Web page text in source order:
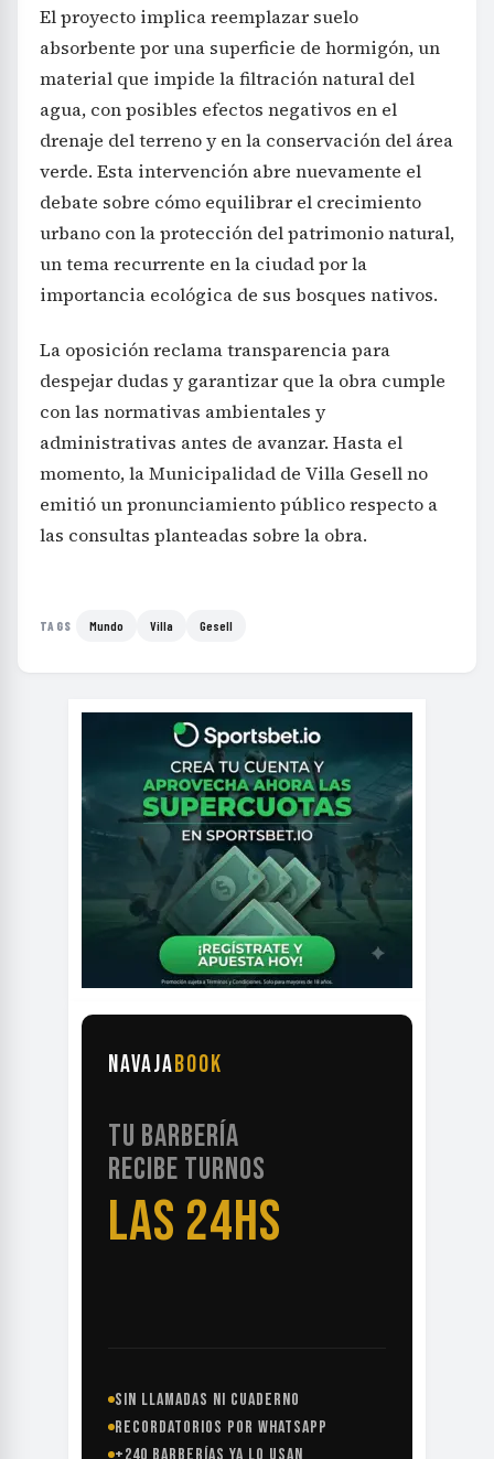
El proyecto implica reemplazar suelo
absorbente por una superficie de hormigón, un
material que impide la filtración natural del
agua, con posibles efectos negativos en el
drenaje del terreno y en la conservación del área
verde. Esta intervención abre nuevamente el
debate sobre cómo equilibrar el crecimiento
urbano con la protección del patrimonio natural,
un tema recurrente en la ciudad por la
importancia ecológica de sus bosques nativos.
La oposición reclama transparencia para
despejar dudas y garantizar que la obra cumple
con las normativas ambientales y
administrativas antes de avanzar. Hasta el
momento, la Municipalidad de Villa Gesell no
emitió un pronunciamiento público respecto a
las consultas planteadas sobre la obra.
TAGS Mundo Villa Gesell
NAVAJABOOK
TU BARBERÍA
RECIBE TURNOS
LAS 24HS
SIN LLAMADAS NI CUADERNO
RECORDATORIOS POR WHATSAPP